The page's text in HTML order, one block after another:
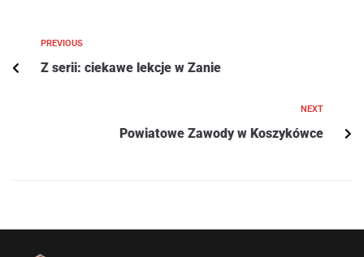
PREVIOUS
Z serii: ciekawe lekcje w Zanie
NEXT
Powiatowe Zawody w Koszykówce